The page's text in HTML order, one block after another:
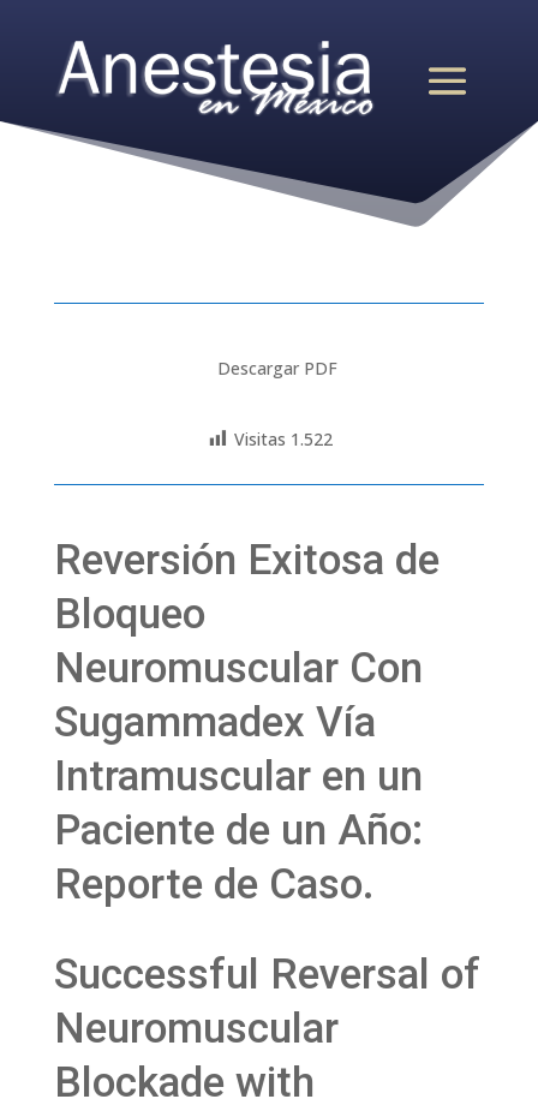
Descargar PDF
Visitas 1.522
Reversión Exitosa de
Bloqueo
Neuromuscular Con
Sugammadex Vía
Intramuscular en un
Paciente de un Año:
Reporte de Caso.
Successful Reversal of
Neuromuscular
Blockade with